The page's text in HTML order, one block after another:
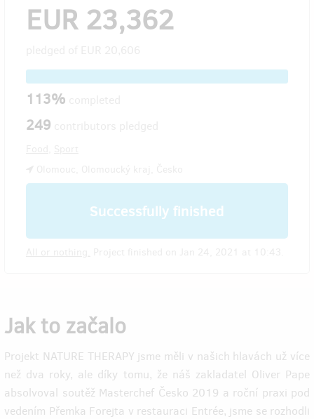
EUR 23,362
113%
249
Successfully finished
Jak to začalo
Projekt NATURE THERAPY jsme měli v našich hlavách už více
než dva roky, ale díky tomu, že náš zakladatel Oliver Pape
absolvoval soutěž Masterchef Česko 2019 a roční praxi pod
vedením Přemka Forejta v restauraci Entrée, jsme se rozhodli